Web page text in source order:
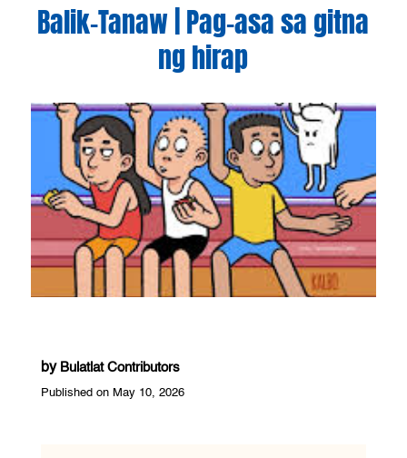
Balik-Tanaw | Pag-asa sa gitna
ng hirap
by Bulatlat Contributors
Published on May 10, 2026